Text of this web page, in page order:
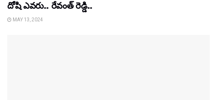
దోషి ఎవరు.. రేవంత్ రెడ్డి..
MAY 13, 2024